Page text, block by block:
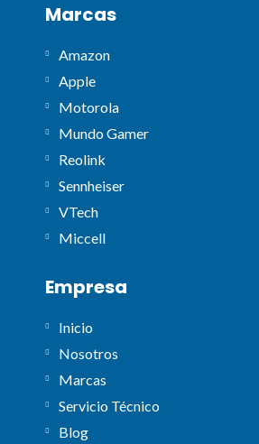
Marcas
Amazon
Apple
Motorola
Mundo Gamer
Reolink
Sennheiser
VTech
Miccell
Empresa
Inicio
Nosotros
Marcas
Servicio Técnico
Blog